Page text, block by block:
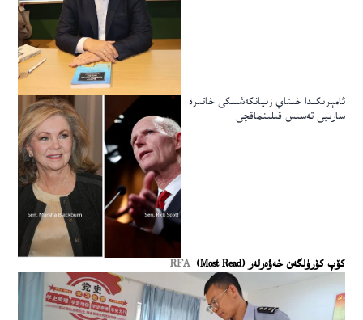
ئامېرىكىدا خىتاي زىيانكەشلىكى خاتىرە
سارىيى تەسىس قىلىنماقچى
كۆپ كۆرۈلگەن خەۋەرلەر (Most Read) RFA